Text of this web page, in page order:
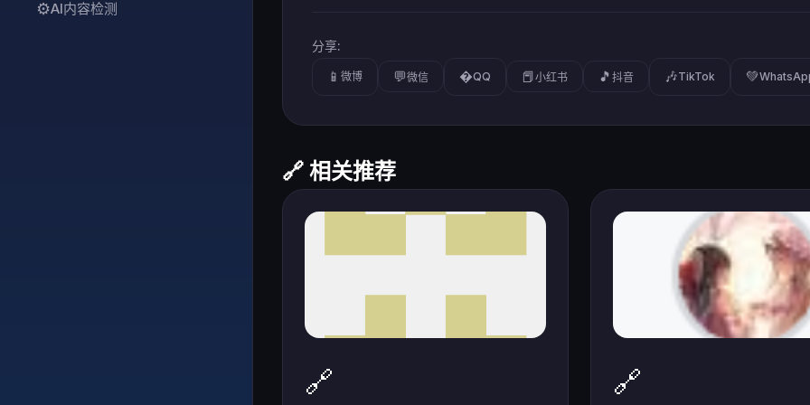
⚙️AI内容检测
分享:
📱 微博 💬微信 �QQ 📕 小红书 🎵 抖音 🎶TikTok 💚
🔗 相关推荐
🔗 🔗